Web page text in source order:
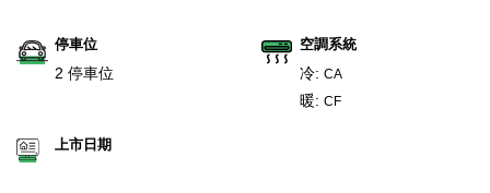
停車位
2 停車位
空調系統
冷: CA
暖: CF
上市日期